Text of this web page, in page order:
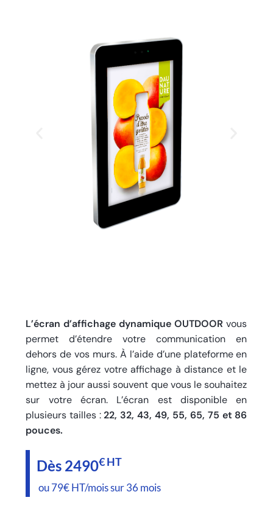
L’écran d’affichage dynamique OUTDOOR vous
permet d’étendre votre communication en
dehors de vos murs. À l’aide d’une plateforme en
ligne, vous gérez votre affichage à distance et le
mettez à jour aussi souvent que vous le souhaitez
sur votre écran. L’écran est disponible en
plusieurs tailles :22, 32, 43, 49, 55, 65, 75 et 86
pouces.
Dès 2490€ HT
ou 79€ HT/mois sur 36 mois